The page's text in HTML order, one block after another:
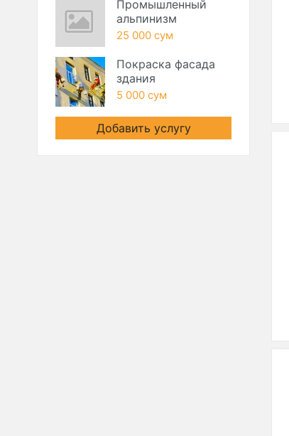
Промышленный
альпинизм
25 000 сум
Покраска фасада
здания
5 000 сум
Добавить услугу